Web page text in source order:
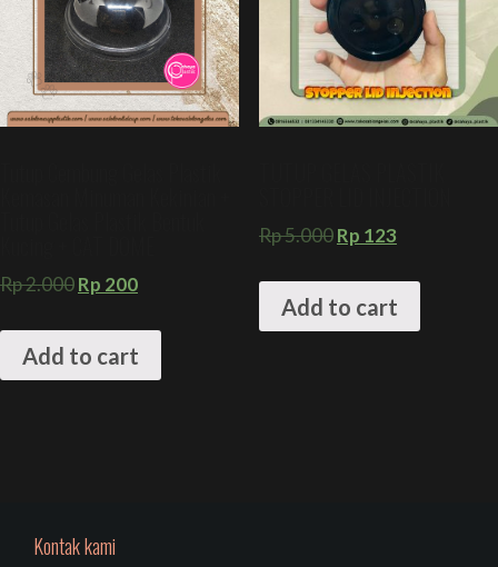
Rp2.000Rp 200
Add to cart
Rp5.000Rp 123
Add to cart
Kontak kami